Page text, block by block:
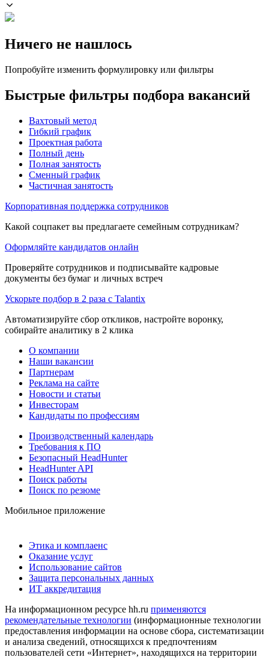
Ничего не нашлось
Попробуйте изменить формулировку или фильтры
Быстрые фильтры подбора вакансий
Вахтовый метод
Гибкий график
Проектная работа
Полный день
Полная занятость
Сменный график
Частичная занятость
Корпоративная поддержка сотрудников
Какой соцпакет вы предлагаете семейным сотрудникам?
Оформляйте кандидатов онлайн
Проверяйте сотрудников и подписывайте кадровые
документы без бумаг и личных встреч
Ускорьте подбор в 2 раза с Talantix
Автоматизируйте сбор откликов, настройте воронку,
собирайте аналитику в 2 клика
О компании
Наши вакансии
Партнерам
Реклама на сайте
Новости и статьи
Инвесторам
Кандидаты по профессиям
Производственный календарь
Требования к ПО
Безопасный HeadHunter
HeadHunter API
Поиск работы
Поиск по резюме
Мобильное приложение
Этика и комплаенс
Оказание услуг
Использование сайтов
Защита персональных данных
ИТ аккредитация
На информационном ресурсе hh.ru применяются
рекомендательные технологии (информационные технологии
предоставления информации на основе сбора, систематизации
и анализа сведений, относящихся к предпочтениям
пользователей сети «Интернет», находящихся на территории